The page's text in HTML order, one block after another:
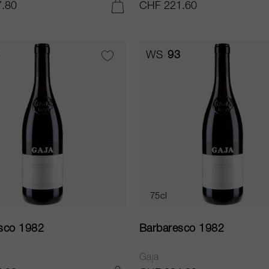
CHF 221.60
1982
WS 93
75cl
Barbaresco 1982
Gaja